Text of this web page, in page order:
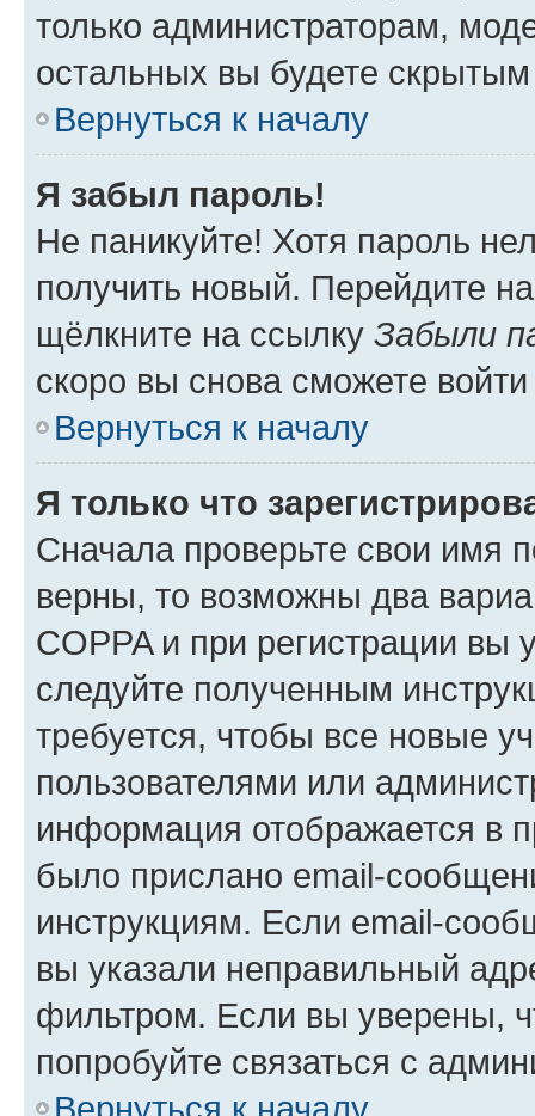
только администраторам,
остальных вы будете
Вернуться к началу
Я забыл пароль!
Не паникуйте! Хотя пароль
получить новый. Перейдите
щёлкните на ссылку Забыли
скоро вы снова сможете
Вернуться к началу
Я только что
Сначала проверьте свои имя
верны, то возможны два
COPPA и при регистрации вы
следуйте полученным
требуется, чтобы все новые
пользователями или
информация отображается в
было прислано email-
инструкциям. Если email-
вы указали неправильный
фильтром. Если вы уверены,
попробуйте связаться с
Вернуться к началу